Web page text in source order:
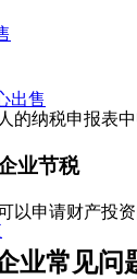
出售
的纳税申报表
业节税
以申请财产投
业常见问